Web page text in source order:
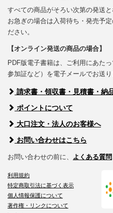
すべての商品がそろい次第の発送と
お急ぎの場合は入荷待ち・発売予
ださい。
【オンライン発送の商品の場合】
PDF版電子書籍は、ご利用にあた
参加証など）を電子メールでお送り
請求書・領収書・見積書・納
ポイントについて
大口注文・法人のお客様へ
お問い合わせはこちら
お問い合わせの前に、 よくある質問
利用規約
特定商取引法に基づく表示
個人情報保護について
著作権・リンクについて